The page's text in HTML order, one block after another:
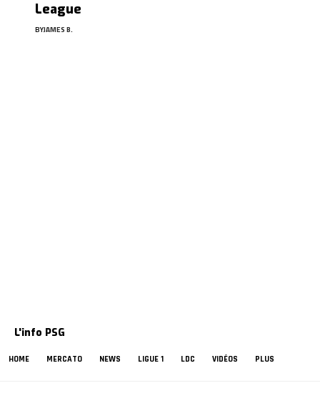
League
BYJAMES B.
L'info PSG
HOME MERCATO NEWS LIGUE 1 LDC VIDÉOS PLUS